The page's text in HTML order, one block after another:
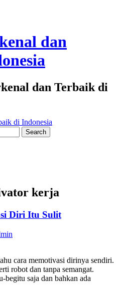
dan
dan Terbaik di
kerja
Diri Itu Sulit
cara memotivasi dirinya sendiri.
robot dan tanpa semangat.
begitu saja dan bahkan ada